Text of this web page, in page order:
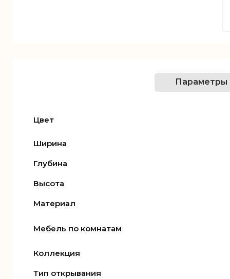
Параметры
Цвет
Ширина
Глубина
Высота
Материал
Мебель по комнатам
Коллекция
Тип открывания